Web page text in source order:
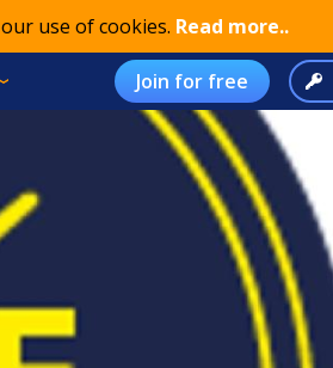
use of cookies. Read more..
Join for free